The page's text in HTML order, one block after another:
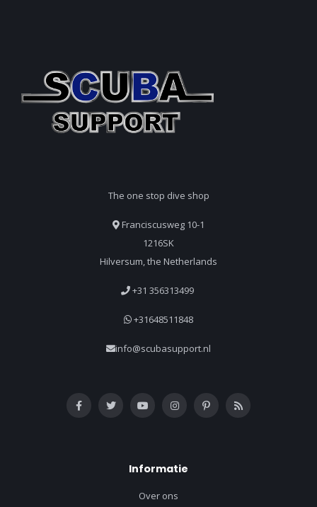
The one stop dive shop
Franciscusweg 10-1
1216SK
Hilversum, the Netherlands
+31 356313499
+31648511848
info@scubasupport.nl
Informatie
Over ons